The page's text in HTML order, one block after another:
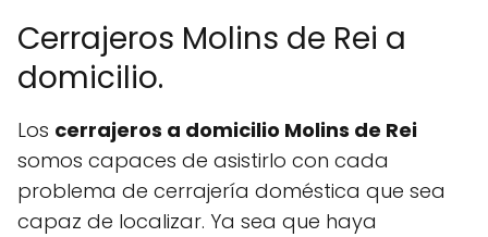
Cerrajeros Molins de Rei a
domicilio.
Los cerrajeros a domicilio Molins de Rei
somos capaces de asistirlo con cada
problema de cerrajería doméstica que sea
capaz de localizar. Ya sea que haya